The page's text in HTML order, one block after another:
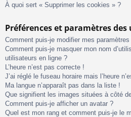
À quoi sert « Supprimer les cookies » ?
Préférences et paramètres
Comment puis-je modifier mes paramètres
Comment puis-je masquer mon nom
utilisateurs en ligne ?
L’heure n’est pas correcte !
J’ai réglé le fuseau horaire mais l’heure
Ma langue n’apparaît pas dans la liste !
Que signifient les images situées à côté
Comment puis-je afficher un avatar ?
Quel est mon rang et comment puis-je le